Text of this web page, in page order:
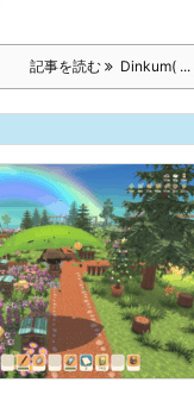
記事を読む Dinkum( ...